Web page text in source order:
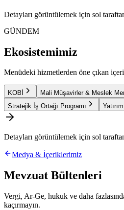
Detayları görüntülemek için sol
GÜNDEM
Ekosistemimiz
Menüdeki hizmetlerden öne çıkan
KOBİ
Mali Müşavirler & Meslek
Stratejik İş Ortağı Programı
Detayları görüntülemek için sol
Medya & İçeriklerimiz
Mevzuat Bültenleri
Vergi, Ar-Ge, hukuk ve daha
kaçırmayın.